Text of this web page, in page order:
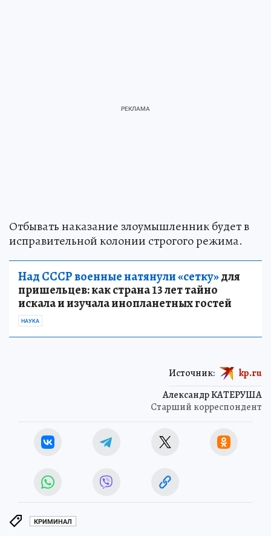
Отбывать наказание злоумышленник будет в
исправительной колонии строгого режима.
Над СССР военные натянули «сетку»для
пришельцев: как страна 13 лет тайно
искала и изучала инопланетных гостей
НАУКА
Александр КАТЕРУША
Старший корреспондент
Источник: kp.ru
КРИМИНАЛ